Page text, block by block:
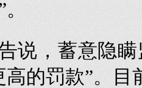
说，蓄意隐
高的罚款”。目